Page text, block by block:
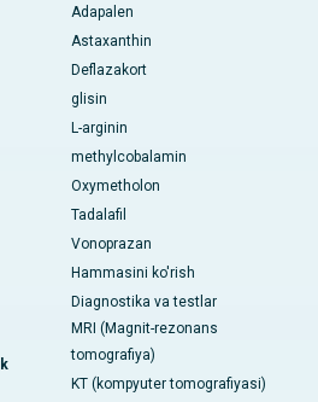
Adapalen
Astaxanthin
Deflazakort
glisin
L-arginin
methylcobalamin
Oxymetholon
Tadalafil
Vonoprazan
Hammasini ko'rish
Diagnostika va testlar
MRI (Magnit-rezonans
tomografiya)
KT (kompyuter tomografiyasi)